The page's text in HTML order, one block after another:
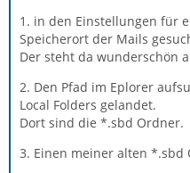
1. in den Einstellungen für
Speicherort der Mails
Der steht da wunderschön
2. Den Pfad im Eplorer
Local Folders gelandet.
Dort sind die *.sbd Ordner.
3. Einen meiner alten